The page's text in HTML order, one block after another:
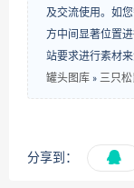
及交流使用。如
方中间显著位置
站要求进行素材
罐头图库 » 三只松
分享到：